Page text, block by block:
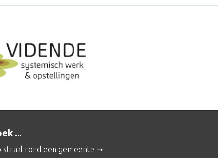
...
straal rond een gemeente